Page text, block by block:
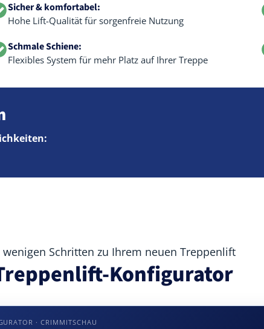
Sicher & komfortabel:
Hohe Lift-Qualität für sorgenfreie Nutzung
Schmale Schiene:
Flexibles System für mehr Platz auf Ihrer Treppe
wenigen Schritten zu Ihrem neuen Treppenlift
Konfigurator
· CRIMMITSCHAU